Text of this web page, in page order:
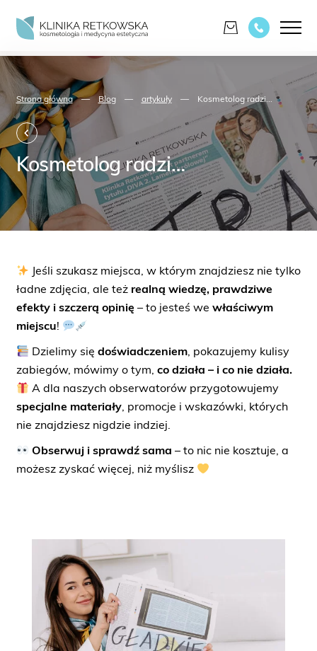
Strona główna — Blog — artykuły — Kosmetolog radzi...
Kosmetolog radzi…
Jeśli szukasz miejsca, w którym znajdziesz nie tylko
ładne zdjęcia, ale też realną wiedzę, prawdziwe
efekty i szczerą opinię – to jesteś we właściwym
miejscu!
Dzielimy się doświadczeniem, pokazujemy kulisy
zabiegów, mówimy o tym, co działa – i co nie działa.
A dla naszych obserwatorów przygotowujemy
specjalne materiały, promocje i wskazówki, których
nie znajdziesz nigdzie indziej.
Obserwuj i sprawdź sama – to nic nie kosztuje, a
możesz zyskać więcej, niż myślisz